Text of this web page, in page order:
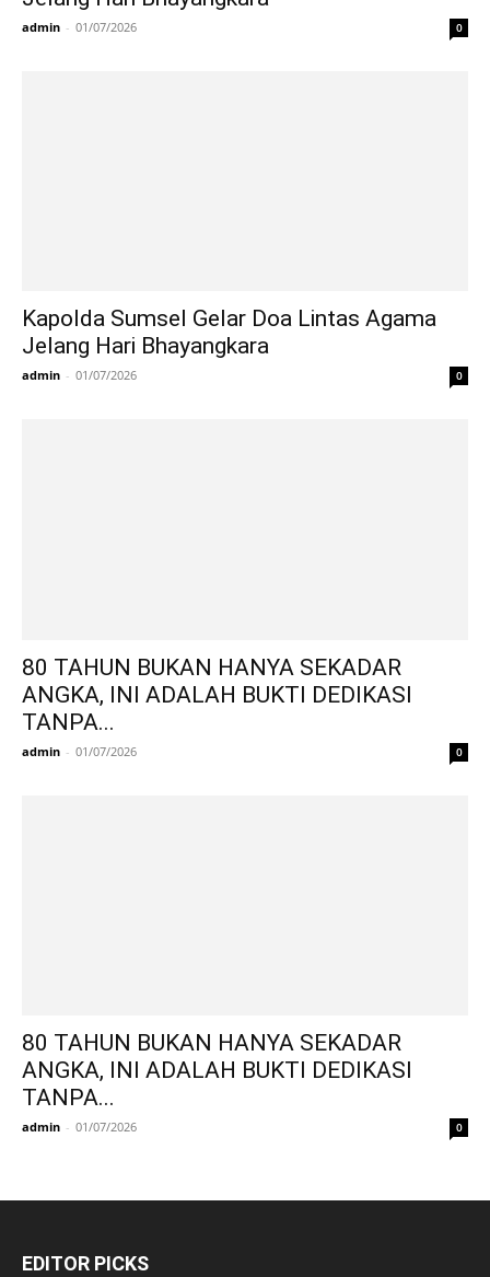
admin - 01/07/2026 0
Kapolda Sumsel Gelar Doa Lintas Agama
Jelang Hari Bhayangkara
admin - 01/07/2026 0
80 TAHUN BUKAN HANYA SEKADAR
ANGKA, INI ADALAH BUKTI DEDIKASI
TANPA...
admin - 01/07/2026 0
80 TAHUN BUKAN HANYA SEKADAR
ANGKA, INI ADALAH BUKTI DEDIKASI
TANPA...
admin - 01/07/2026 0
EDITOR PICKS